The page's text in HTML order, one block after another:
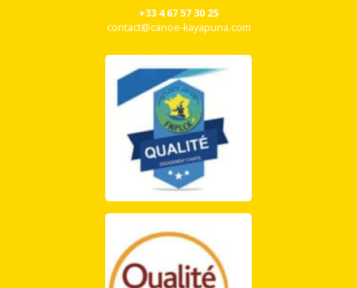
+33 4 67 57 30 25
contact@canoe-kayapuna.com